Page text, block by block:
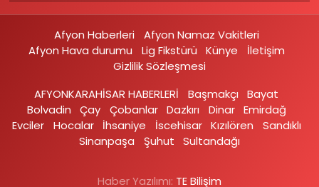
Afyon Haberleri
Afyon Namaz Vakitleri
Afyon Hava durumu
Lig Fikstürü Künye
İletişim
Gizlilik Sözleşmesi
AFYONKARAHİSAR HABERLERİ
Başmakçı
Bayat
Bolvadin
Çay Çobanlar Dazkırı Dinar Emirdağ‎
Evciler‎
Hocalar İhsaniye‎ İscehisar Kızılören‎
Sandıklı‎
Sinanpaşa
Şuhut Sultandağı
Haber Yazılımı: TE Bilişim